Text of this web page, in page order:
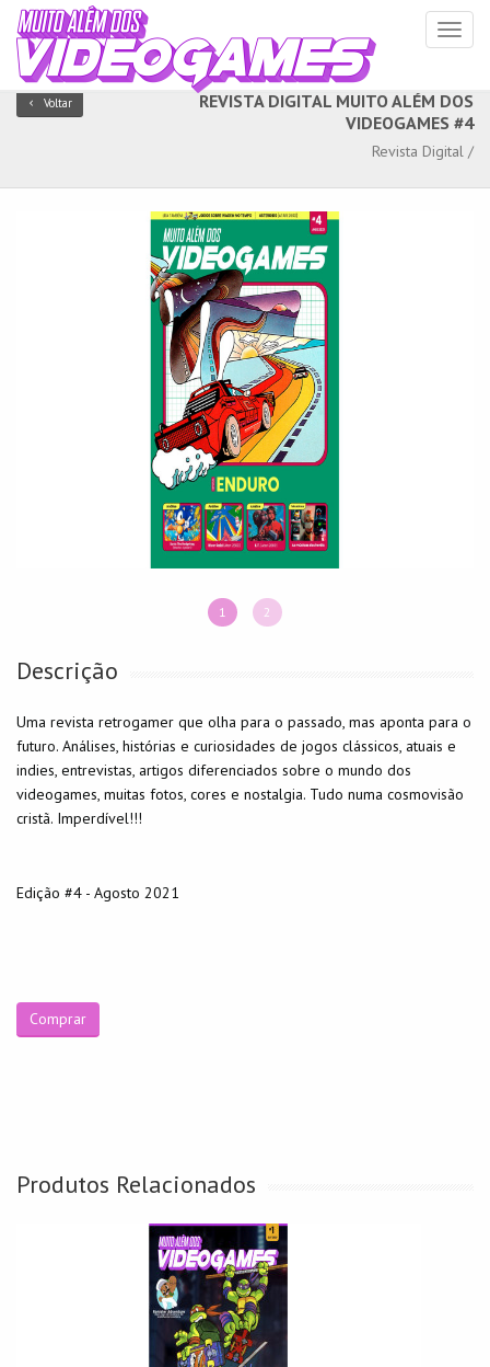
Voltar
REVISTA DIGITAL MUITO ALÉM DOS
VIDEOGAMES #4
Revista Digital /
1 2
Descrição
Uma revista retrogamer que olha para o passado, mas aponta para o
futuro. Análises, histórias e curiosidades de jogos clássicos, atuais e
indies, entrevistas, artigos diferenciados sobre o mundo dos
videogames, muitas fotos, cores e nostalgia. Tudo numa cosmovisão
cristã. Imperdível!!!
Edição #4 - Agosto 2021
Comprar
Produtos Relacionados